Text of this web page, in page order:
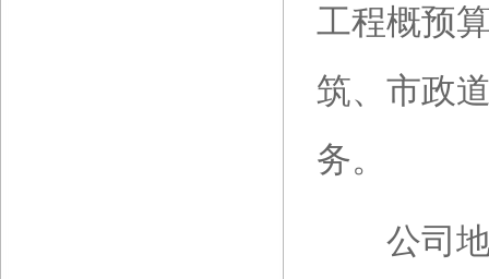
工程概预
筑、市政
务。
公司地